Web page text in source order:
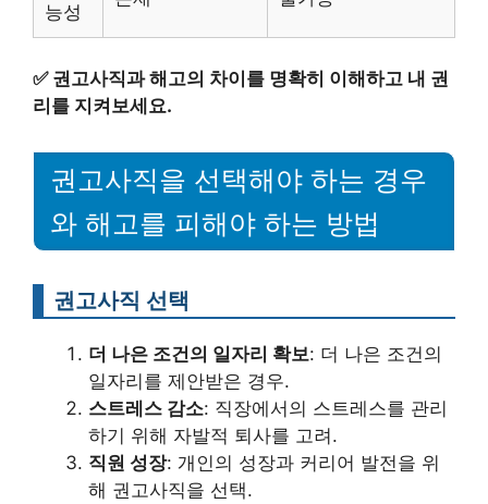
능성
✅ 권고사직과 해고의 차이를 명확히 이해하고 내 권
리를 지켜보세요.
권고사직을 선택해야 하는 경우
와 해고를 피해야 하는 방법
권고사직 선택
더 나은 조건의 일자리 확보: 더 나은 조건의
일자리를 제안받은 경우.
스트레스 감소: 직장에서의 스트레스를 관리
하기 위해 자발적 퇴사를 고려.
직원 성장: 개인의 성장과 커리어 발전을 위
해 권고사직을 선택.